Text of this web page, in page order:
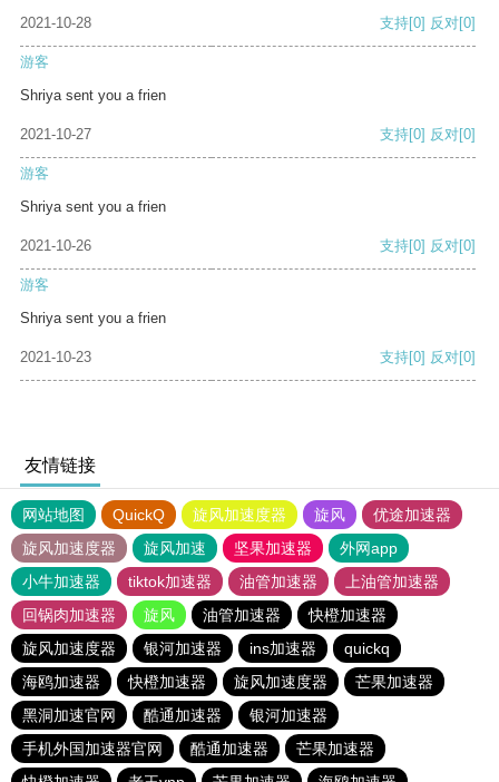
2021-10-28 支持[0] 反对[0]
游客
Shriya sent you a frien
2021-10-27 支持[0] 反对[0]
游客
Shriya sent you a frien
2021-10-26 支持[0] 反对[0]
游客
Shriya sent you a frien
2021-10-23 支持[0] 反对[0]
友情链接
网站地图 QuickQ 旋风加速度器 旋风
优途加速器
旋风加速度器
旋风加速 坚果加速器
外网app
小牛加速器
tiktok加速器 油管加速器
上油管加速器
回锅肉加速器
旋风 油管加速器
快橙加速器
旋风加速度器
银河加速器 ins加速器
quickq
海鸥加速器
快橙加速器 旋风加速度器
芒果加速器
黑洞加速官网
酷通加速器
银河加速器
手机外国加速器官网
酷通加速器
芒果加速器